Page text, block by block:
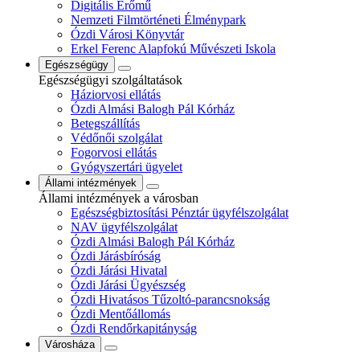
Digitális Erőmű
Nemzeti Filmtörténeti Élménypark
Ózdi Városi Könyvtár
Erkel Ferenc Alapfokú Művészeti Iskola
Egészségügy
Egészségügyi szolgáltatások
Háziorvosi ellátás
Ózdi Almási Balogh Pál Kórház
Betegszállítás
Védőnői szolgálat
Fogorvosi ellátás
Gyógyszertári ügyelet
Állami intézmények
Állami intézmények a városban
Egészségbiztosítási Pénztár ügyfélszolgálat
NAV ügyfélszolgálat
Ózdi Almási Balogh Pál Kórház
Ózdi Járásbíróság
Ózdi Járási Hivatal
Ózdi Járási Ügyészség
Ózdi Hivatásos Tűzoltó-parancsnokság
Ózdi Mentőállomás
Ózdi Rendőrkapitányság
Városháza